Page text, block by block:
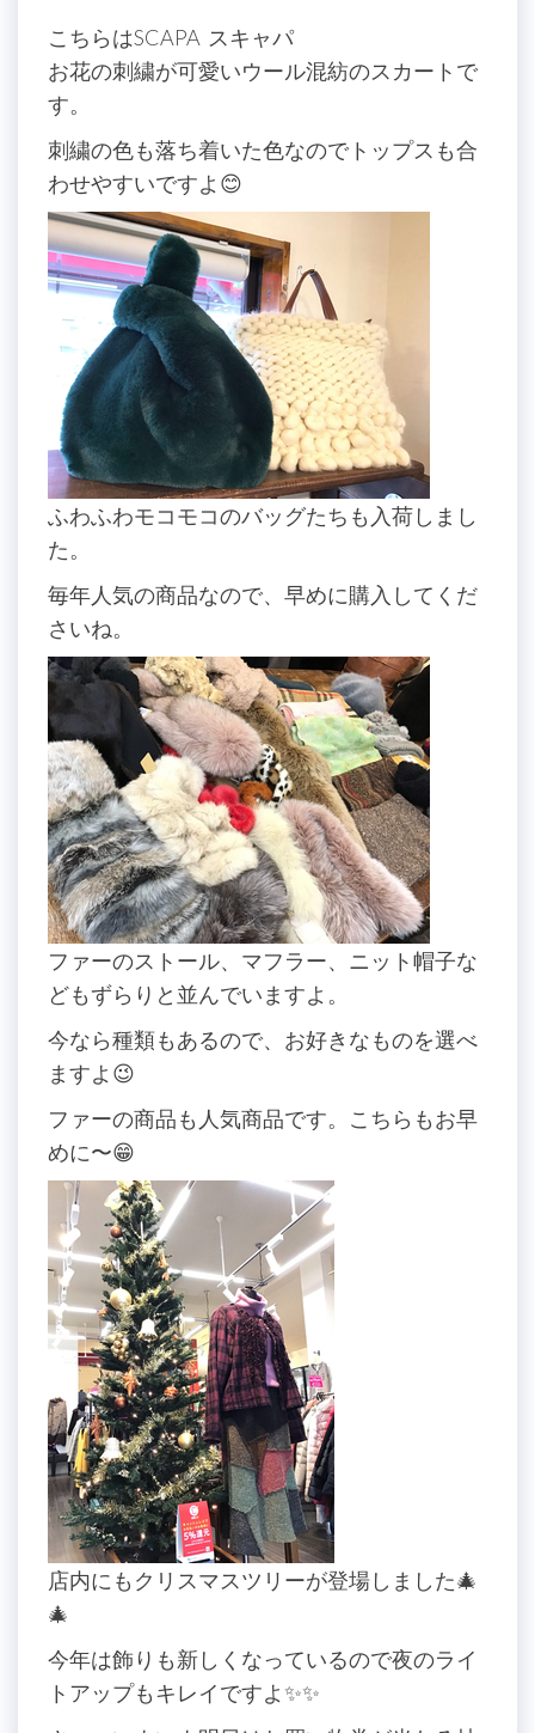
こちらはSCAPA スキャパ
お花の刺繍が可愛いウール混紡のスカートで
す。
刺繍の色も落ち着いた色なのでトップスも合
わせやすいですよ😊
ふわふわモコモコのバッグたちも入荷しまし
た。
毎年人気の商品なので、早めに購入してくだ
さいね。
ファーのストール、マフラー、ニット帽子な
どもずらりと並んでいますよ。
今なら種類もあるので、お好きなものを選べ
ますよ😉
ファーの商品も人気商品です。こちらもお早
めに〜😁
店内にもクリスマスツリーが登場しました🎄
🎄
今年は飾りも新しくなっているので夜のライ
トアップもキレイですよ✨✨